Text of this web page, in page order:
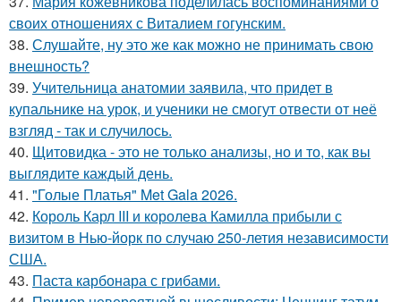
своих отношениях с Виталием гогунским.
38. Слушайте, ну это же как можно не принимать свою
внешность?
39. Учительница анатомии заявила, что придет в
купальнике на урок, и ученики не смогут отвести от неё
взгляд - так и случилось.
40. Щитовидка - это не только анализы, но и то, как вы
выглядите каждый день.
41. "Голые Платья" Met Gala 2026.
42. Король Карл III и королева Камилла прибыли с
визитом в Нью-йорк по случаю 250-летия независимости
США.
43. Паста карбонара с грибами.